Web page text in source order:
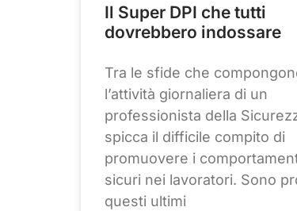
Il Super DPI che tutti
dovrebbero indossare
Tra le sfide che
l’attività giornaliera di un
professionista della
spicca il difficile compito di
promuovere i
sicuri nei lavoratori. Sono
questi ultimi